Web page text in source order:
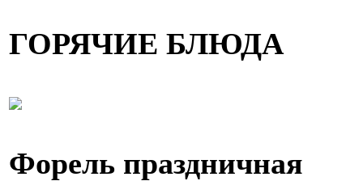
ГОРЯЧИЕ БЛЮДА
Форель праздничная